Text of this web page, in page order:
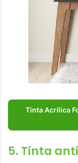
Tinta Acrílica
5. Tinta